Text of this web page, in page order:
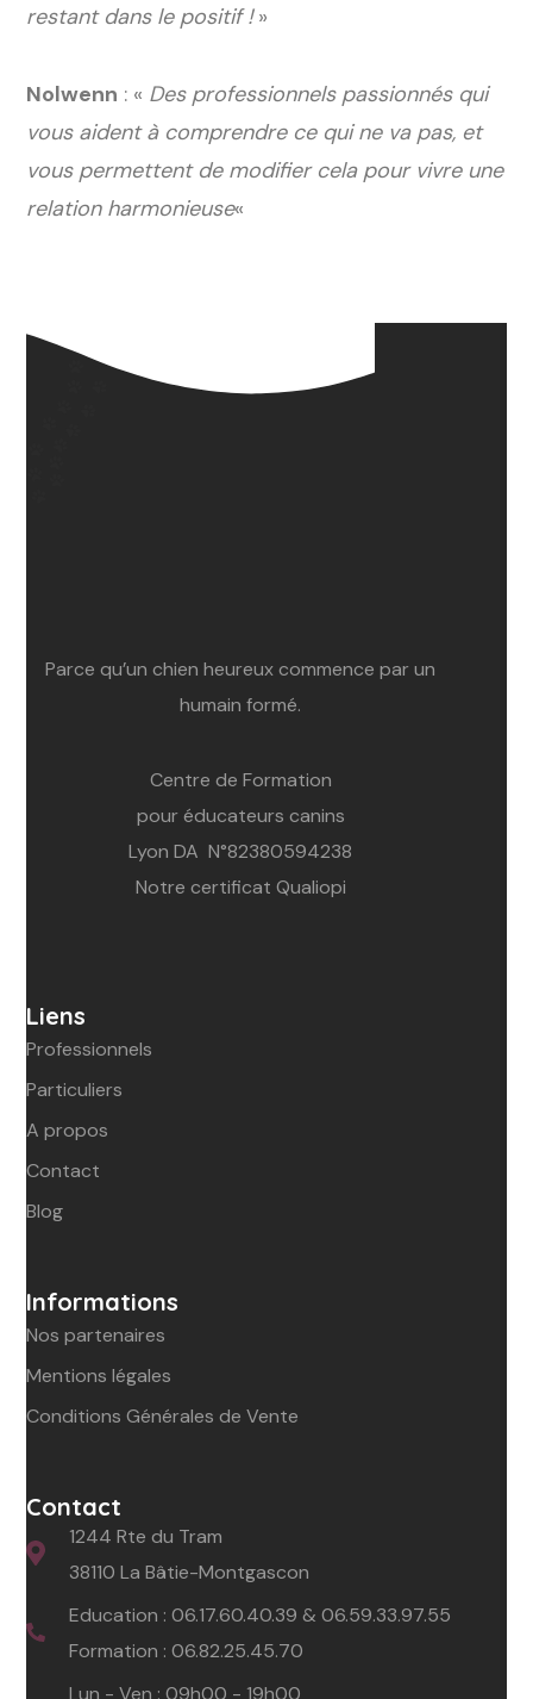
restant dans le positif !»
Nolwenn : « Des professionnels passionnés qui
vous aident à comprendre ce qui ne va pas, et
vous permettent de modifier cela pour vivre une
relation harmonieuse«
Parce qu’un chien heureux commence par un
humain formé.
Centre de Formation
pour éducateurs canins
Lyon DA N°82380594238
Notre certificat Qualiopi
Liens
Professionnels
Particuliers
A propos
Contact
Blog
Informations
Nos partenaires
Mentions légales
Conditions Générales de Vente
Contact
1244 Rte du Tram
38110 La Bâtie-Montgascon
Education :06.17.60.40.39 &06.59.33.97.55
Formation :06.82.25.45.70
Lun - Ven : 09h00 - 19h00